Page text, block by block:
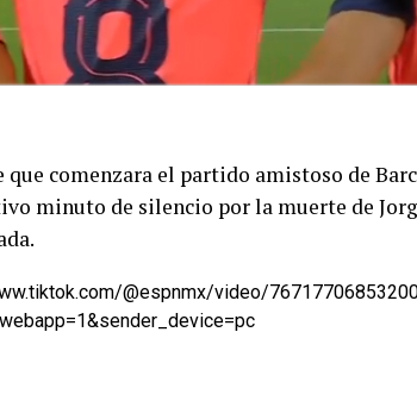
que comenzara el partido amistoso de
minuto de silencio por la muerte de
@espnmx/video/